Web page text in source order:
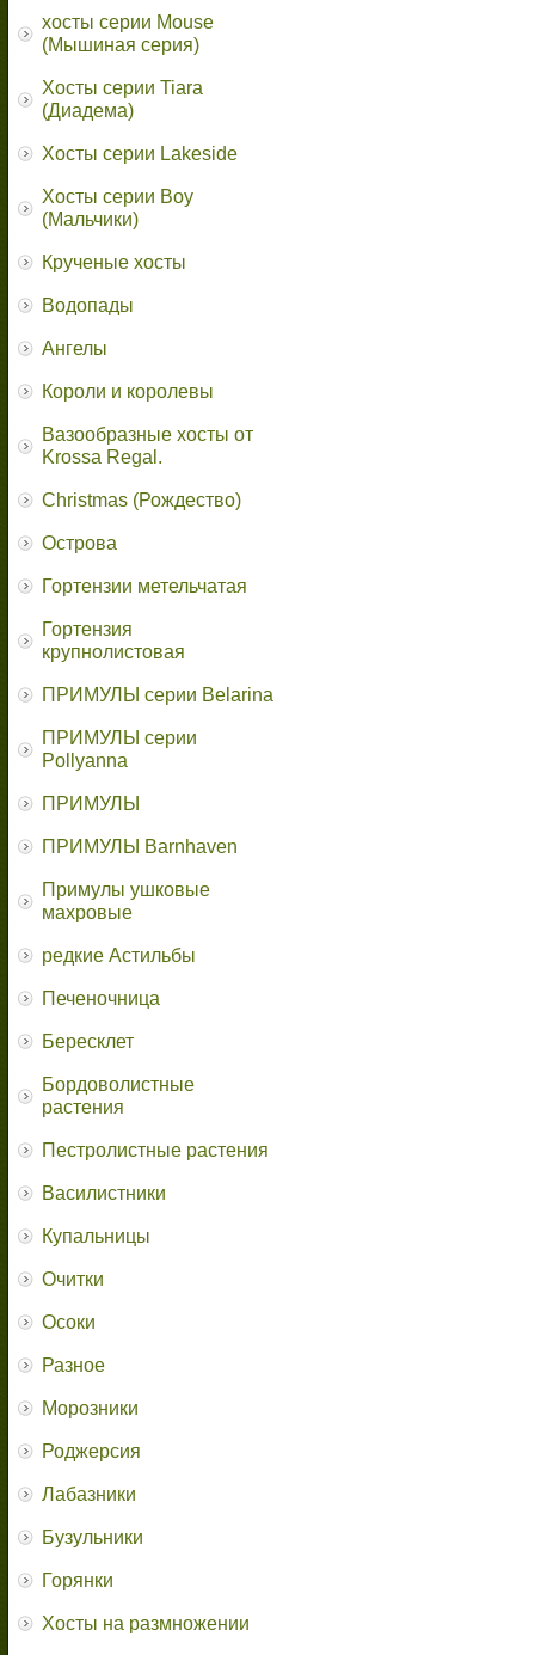
хосты серии Mouse
(Мышиная серия)
Хосты серии Tiara
(Диадема)
Хосты серии Lakeside
Хосты серии Boy
(Мальчики)
Крученые хосты
Водопады
Ангелы
Короли и королевы
Вазообразные хосты от
Krossa Regal.
Christmas (Рождество)
Острова
Гортензии метельчатая
Гортензия
крупнолистовая
ПРИМУЛЫ серии Belarina
ПРИМУЛЫ серии
Pollyanna
ПРИМУЛЫ
ПРИМУЛЫ Barnhaven
Примулы ушковые
махровые
редкие Астильбы
Печеночница
Бересклет
Бордоволистные
растения
Пестролистные растения
Василистники
Купальницы
Очитки
Осоки
Разное
Морозники
Роджерсия
Лабазники
Бузульники
Горянки
Хосты на размножении